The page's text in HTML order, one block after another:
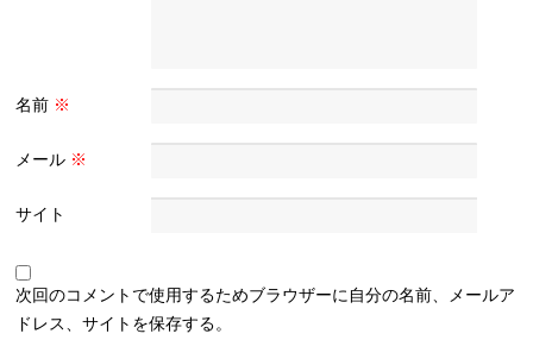
名前 ※
メール ※
サイト
次回のコメントで使用するためブラウザーに自分の名前、メールア
ドレス、サイトを保存する。